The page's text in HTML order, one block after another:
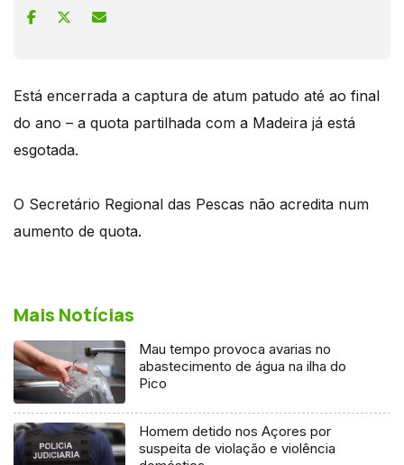
Está encerrada a captura de atum patudo até ao final
do ano – a quota partilhada com a Madeira já está
esgotada.
O Secretário Regional das Pescas não acredita num
aumento de quota.
Mais Notícias
Mau tempo provoca avarias no
abastecimento de água na ilha do
Pico
Homem detido nos Açores por
suspeita de violação e violência